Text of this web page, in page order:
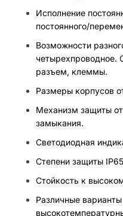
Исполнение
постоянного/
Возможности
четырехпроводное.
разъем, клеммы.
Размеры корпусов
Механизм защиты от
замыкания.
Светодиодная
Степени защиты
Стойкость к
Различные